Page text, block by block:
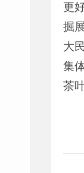
更
掘
大
集
茶